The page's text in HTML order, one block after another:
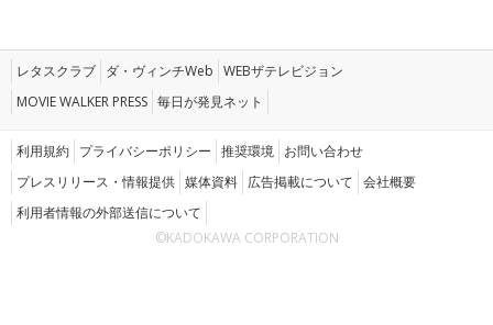
レタスクラブ ダ・ヴィンチWeb WEBザテレビジョン
MOVIE WALKER PRESS 毎日が発見ネット
利用規約 プライバシーポリシー 推奨環境 お問い合わせ
プレスリリース・情報提供 媒体資料 広告掲載について 会社概要
利用者情報の外部送信について
©KADOKAWA CORPORATION